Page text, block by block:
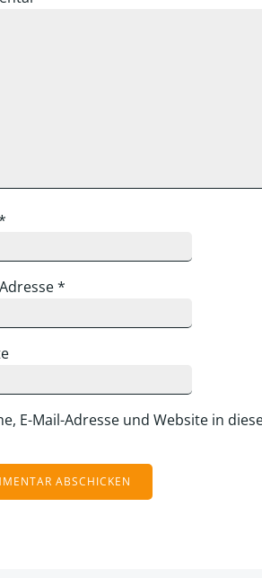
*
E-Mail-Adresse und Website in